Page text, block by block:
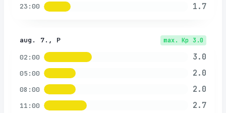
23:00 1.7
aug. 7., P max. Kp 3.0
02:00 3.0
05:00 2.0
08:00 2.0
11:00 2.7